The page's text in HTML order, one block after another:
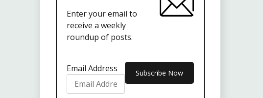
Enter your email to
receive a weekly
roundup of posts.
Email Address